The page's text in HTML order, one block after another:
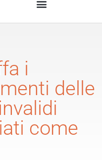
i
delle
come